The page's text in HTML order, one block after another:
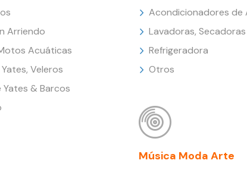
Arriendo
Acuáticas
Veleros
& Barcos
Acondicionadores de
Lavadoras, Secadoras
Refrigeradora
Otros
Música Moda Arte